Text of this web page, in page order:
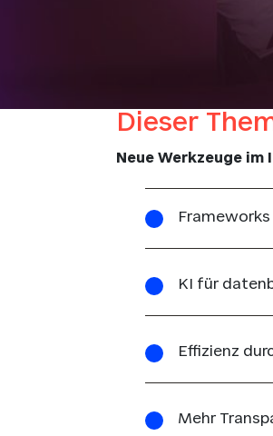
Dieser
Neue Werkzeuge
KI für
Effizienz
Mehr